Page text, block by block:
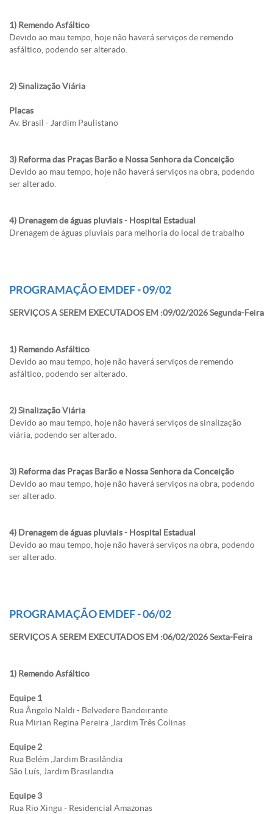
1) Remendo Asfáltico
Devido ao mau tempo, hoje não haverá serviços de remendo
asfáltico, podendo ser alterado.
2) Sinalização Viária
Placas
Av. Brasil - Jardim Paulistano
3) Reforma das Praças Barão e Nossa Senhora da Conceição
Devido ao mau tempo, hoje não haverá serviços na obra, podendo
ser alterado.
4) Drenagem de águas pluviais - Hospital Estadual
Drenagem de águas pluviais para melhoria do local de trabalho
PROGRAMAÇÃO EMDEF - 09/02
SERVIÇOS A SEREM EXECUTADOS EM :09/02/2026 Segunda-Feira
1) Remendo Asfáltico
Devido ao mau tempo, hoje não haverá serviços de remendo
asfáltico, podendo ser alterado.
2) Sinalização Viária
Devido ao mau tempo, hoje não haverá serviços de sinalização
viária, podendo ser alterado.
3) Reforma das Praças Barão e Nossa Senhora da Conceição
Devido ao mau tempo, hoje não haverá serviços na obra, podendo
ser alterado.
4) Drenagem de águas pluviais - Hospital Estadual
Devido ao mau tempo, hoje não haverá serviços na obra, podendo
ser alterado.
PROGRAMAÇÃO EMDEF - 06/02
SERVIÇOS A SEREM EXECUTADOS EM :06/02/2026 Sexta-Feira
1) Remendo Asfáltico
Equipe 1
Rua Ângelo Naldi - Belvedere Bandeirante
Rua Mirian Regina Pereira ,Jardim Três Colinas
Equipe 2
Rua Belém ,Jardim Brasilândia
São Luís, Jardim Brasilandia
Equipe 3
Rua Rio Xingu - Residencial Amazonas